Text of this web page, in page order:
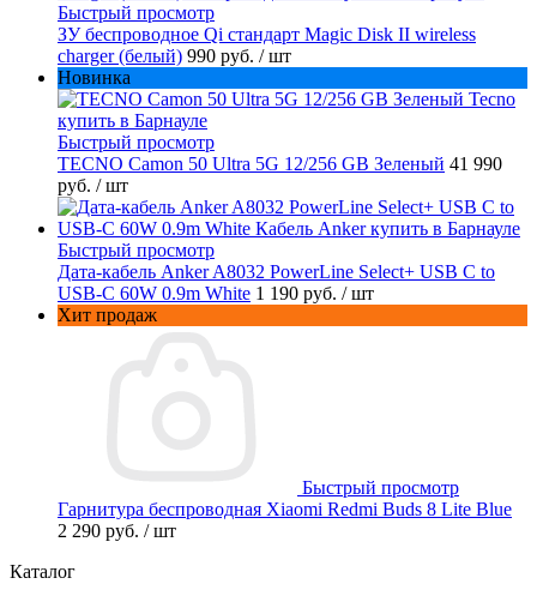
Быстрый просмотр
ЗУ беспроводное Qi стандарт Magic Disk II wireless
charger (белый) 990 руб. / шт
Новинка
Быстрый просмотр
TECNO Camon 50 Ultra 5G 12/256 GB Зеленый 41 990
руб. / шт
Быстрый просмотр
Дата-кабель Anker A8032 PowerLine Select+ USB C to
USB-C 60W 0.9m White 1 190 руб. / шт
Хит продаж
Быстрый просмотр
Гарнитура беспроводная Xiaomi Redmi Buds 8 Lite Blue
2 290 руб. / шт
Каталог